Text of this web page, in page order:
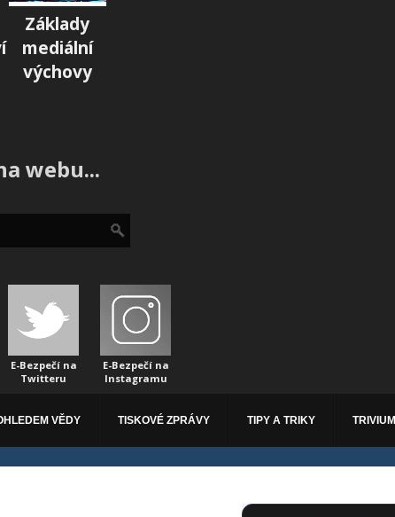
Základy
mediální
výchovy
webu...
E-Bezpečí na
Twitteru
E-Bezpečí na
Instagramu
VĚDY TISKOVÉ ZPRÁVY TIPY A TRIKY TRIVIUM